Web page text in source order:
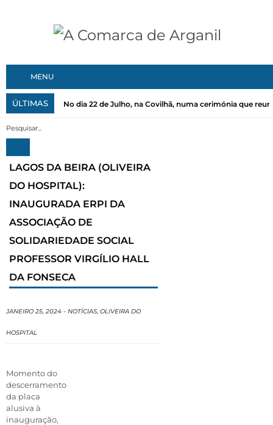
MENU
ÚLTIMAS No dia 22 de Julho, na Covilhã, numa cerimónia que
LAGOS DA BEIRA (OLIVEIRA
DO HOSPITAL):
INAUGURADA ERPI DA
ASSOCIAÇÃO DE
SOLIDARIEDADE SOCIAL
PROFESSOR VIRGÍLIO HALL
DA FONSECA
JANEIRO 25, 2024 - NOTÍCIAS, OLIVEIRA DO
HOSPITAL
Momento do
descerramento
da placa
alusiva à
inauguração,